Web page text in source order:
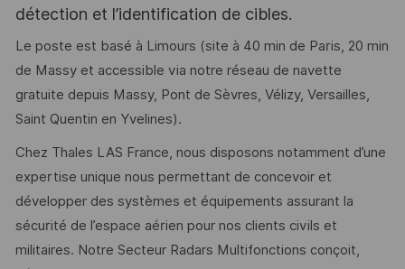
détection et l’identification de cibles.
Le poste est basé à Limours (site à 40 min de Paris, 20 min
de Massy et accessible via notre réseau de navette
gratuite depuis Massy, Pont de Sèvres, Vélizy, Versailles,
Saint Quentin en Yvelines).
Chez Thales LAS France, nous disposons notamment d’une
expertise unique nous permettant de concevoir et
développer des systèmes et équipements assurant la
sécurité de l’espace aérien pour nos clients civils et
militaires. Notre Secteur Radars Multifonctions conçoit,